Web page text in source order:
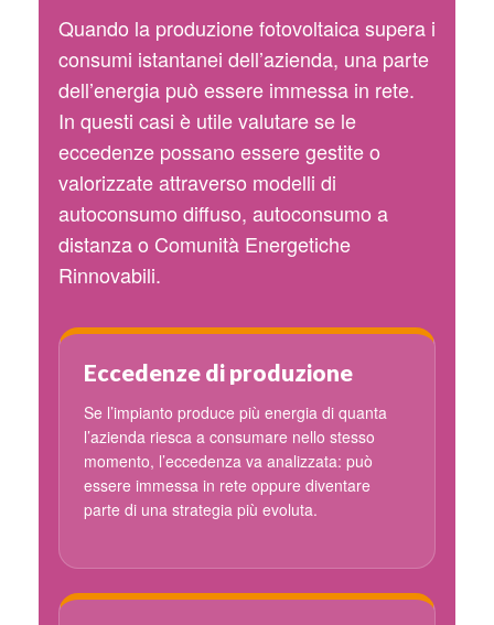
Quando la produzione fotovoltaica supera i
consumi istantanei dell’azienda, una parte
dell’energia può essere immessa in rete.
In questi casi è utile valutare se le
eccedenze possano essere gestite o
valorizzate attraverso modelli di
autoconsumo diffuso, autoconsumo a
distanza o Comunità Energetiche
Rinnovabili.
Eccedenze di produzione
Se l’impianto produce più energia di quanta
l’azienda riesca a consumare nello stesso
momento, l’eccedenza va analizzata: può
essere immessa in rete oppure diventare
parte di una strategia più evoluta.